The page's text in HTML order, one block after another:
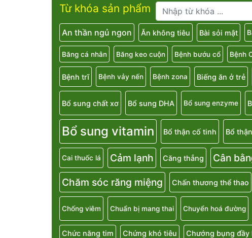
Từ khóa sản phẩm
An thần ngủ ngon Ăn không tiêu Bài sỏi mật
Băng cá nhân Băng keo cuộn Bệnh bướu cổ Bệnh
Bệnh trĩ Bệnh vảy nến Bệnh zona Biếng ăn ở trẻ
Bổ sung chất xơ Bổ sung DHA Bổ sung enzyme
Bổ sung vitamin Bổ thận cố tinh Bổ
Cai thuốc lá Cảm lạnh Căng thẳng Cân
Chăm sóc răng miệng Chấn thương thể thao
Chống viêm Chuẩn bị mang thai Chuyển hoá đường
Chức năng tim Chứng khó tiêu Chướng bụng đầy